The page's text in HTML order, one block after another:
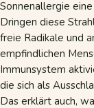
Sonnenallergie
Dringen diese
freie Radikale und
empfindlichen
Immunsystem
die sich als
Das erklärt auch,